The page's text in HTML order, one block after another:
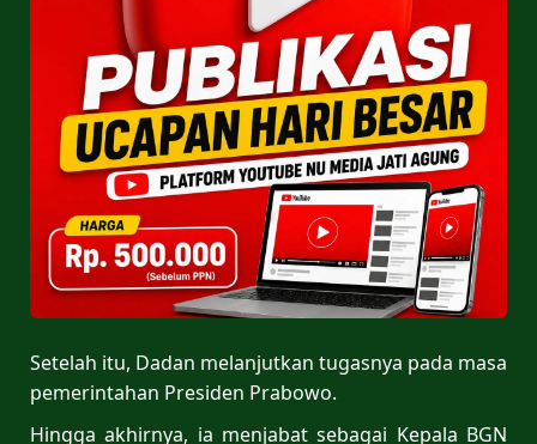
Setelah itu, Dadan melanjutkan tugasnya pada masa
pemerintahan Presiden Prabowo.
Hingga akhirnya, ia menjabat sebagai Kepala BGN